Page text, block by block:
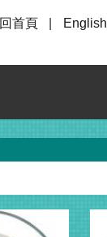
回首頁 English